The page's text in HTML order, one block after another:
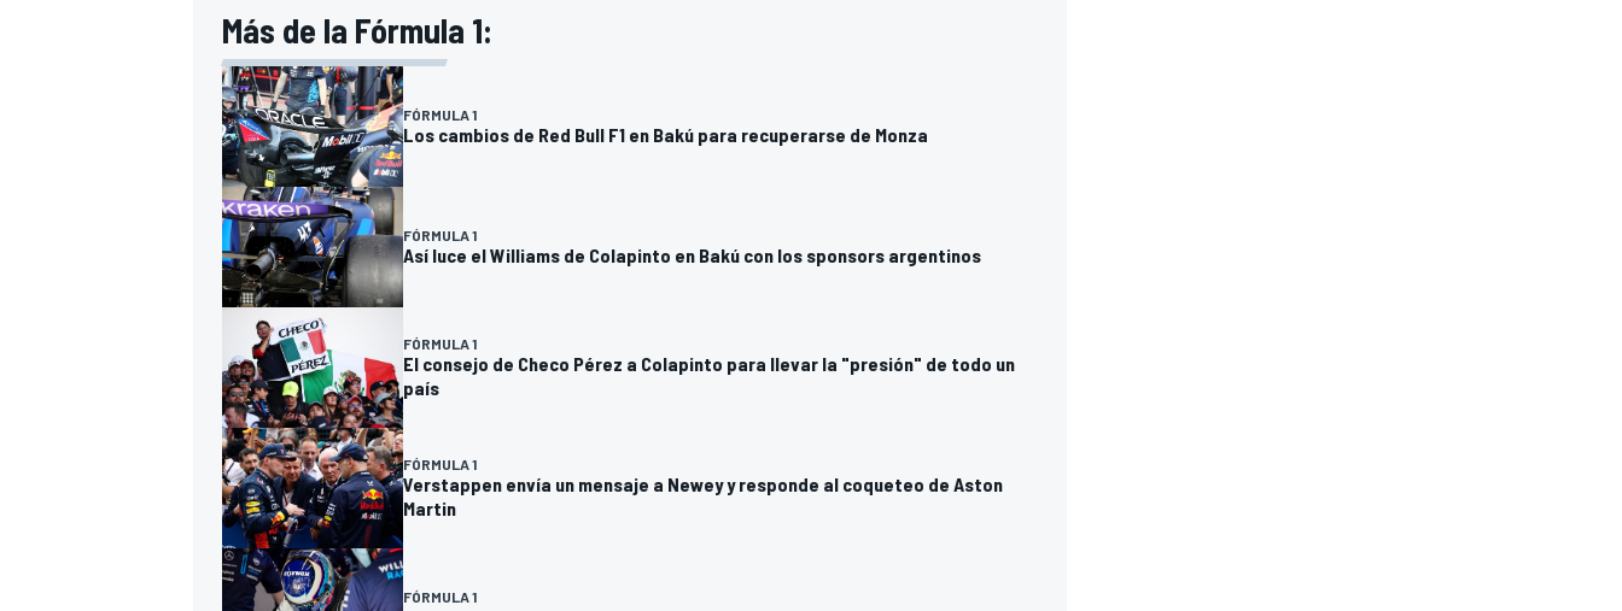
Más de la Fórmula 1:
FÓRMULA 1
Los cambios de Red Bull F1 en Bakú para recuperarse de Monza
FÓRMULA 1
Así luce el Williams de Colapinto en Bakú con los sponsors argentinos
FÓRMULA 1
El consejo de Checo Pérez a Colapinto para llevar la "presión" de todo un
país
FÓRMULA 1
Verstappen envía un mensaje a Newey y responde al coqueteo de Aston
Martin
FÓRMULA 1